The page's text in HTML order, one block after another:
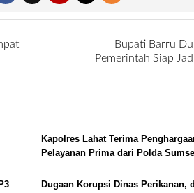
Bupati Barru
Pemerintah Siap
Kapolres Lahat Terima
Pelayanan Prima dari Polda
Dugaan Korupsi Dinas Perikanan,